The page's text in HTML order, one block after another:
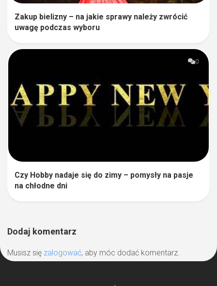
Zakup bielizny – na jakie sprawy należy zwrócić
uwagę podczas wyboru
0
Czy Hobby nadaje się do zimy – pomysły na pasje
na chłodne dni
Dodaj komentarz
Musisz się zalogować, aby móc dodać komentarz.